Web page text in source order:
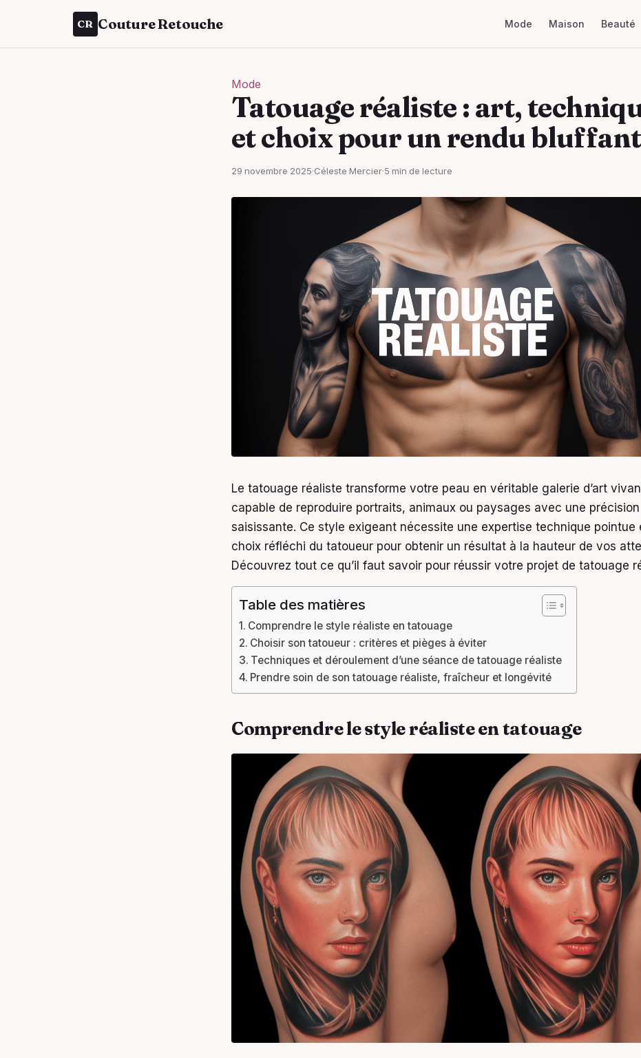
CR Couture Retouche Mode Maison Beauté
Mode
Tatouage réaliste : art,
et choix pour un rendu bluffant
29 novembre 2025·Céleste Mercier·5 min de lecture
Le tatouage réaliste transforme votre peau en véritable galerie d’art
capable de reproduire portraits, animaux ou paysages avec une précision
saisissante. Ce style exigeant nécessite une expertise technique pointue
choix réfléchi du tatoueur pour obtenir un résultat à la hauteur de vos
Découvrez tout ce qu’il faut savoir pour réussir votre projet de tatouage
Table des matières
Comprendre le style réaliste en tatouage
Choisir son tatoueur : critères et pièges à éviter
Techniques et déroulement d’une séance de tatouage réaliste
Prendre soin de son tatouage réaliste, fraîcheur et longévité
Comprendre le style réaliste en tatouage